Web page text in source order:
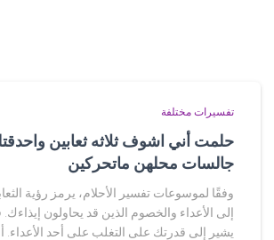
تفسيرات مختلفة
حلمت أني اشوف ثلاثه ثعابين
جالسات محلهن ماتحركين
وفقًا لموسوعات تفسير الأحلام، يرمز رؤية
إلى الأعداء والخصوم الذين قد يحاولون إيذاءك.
يشير إلى قدرتك على التغلب على أحد الأعداء.